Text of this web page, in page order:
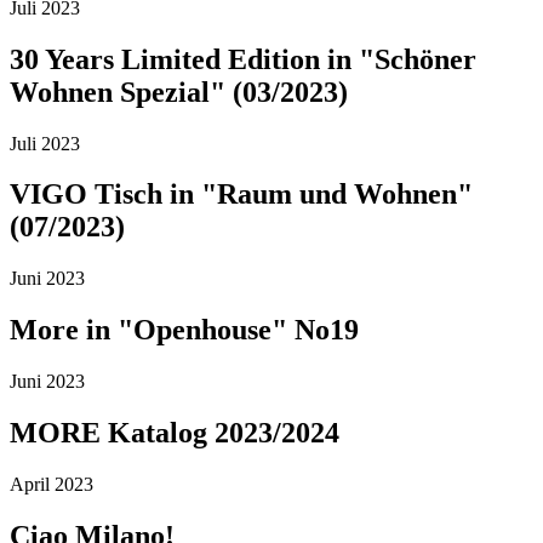
Juli 2023
30 Years Limited Edition in "Schöner
Wohnen Spezial" (03/2023)
Juli 2023
VIGO Tisch in "Raum und Wohnen"
(07/2023)
Juni 2023
More in "Openhouse" No19
Juni 2023
MORE Katalog 2023/2024
April 2023
Ciao Milano!